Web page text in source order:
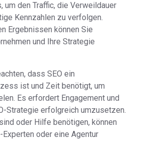
um den Traffic, die Verweildauer
Kennzahlen zu verfolgen.
Ergebnissen können Sie
und Ihre Strategie
dass SEO ein
ist und Zeit benötigt, um
Es erfordert Engagement und
Strategie erfolgreich umzusetzen.
oder Hilfe benötigen, können
Experten oder eine Agentur